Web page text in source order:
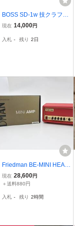
BOSS SD-1w 技クラフト
初期型 送料無料
現在 14,000円
入札 - 残り 2日
Friedman BE-MINI HEAD
RED ミニアンプヘッド ギ
ターアンプ
現在 28,600円
＋送料880円
入札 - 残り 2時間